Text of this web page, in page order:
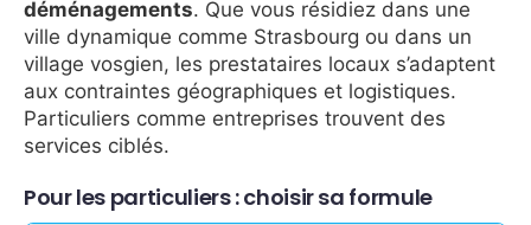
déménagements. Que vous résidiez dans une
ville dynamique comme Strasbourg ou dans un
village vosgien, les prestataires locaux s’adaptent
aux contraintes géographiques et logistiques.
Particuliers comme entreprises trouvent des
services ciblés.
Pour les particuliers : choisir sa formule